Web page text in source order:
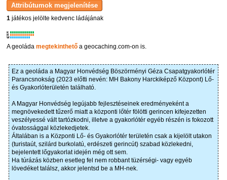
1 játékos jelölte kedvenc ládájának
K
R
W
A geoládamegtekinthető a geocaching.com-on is.
Ez a geoláda a Magyar Honvédség Böszörményi Géza Csapatgyakorlótér
Parancsnokság (2023 előtti nevén: MH Bakony Harckiképző Központ) Lő-
és Gyakorlóterületén található.
A Magyar Honvédség legújabb fejlesztéseinek eredményeként a
megnövekedett tűzerő miatt a központi lőtér fölötti gerincen kifejezetten
veszélyessé vált tartózkodni, illetve a gyakorlótér egyéb részén is fokozott
óvatossággal közlekedjetek.
Általában is a Központi Lő- és Gyakorlótér területén csak a kijelölt utakon
(turistaút, szilárd burkolatú, erdészeti gerincút) szabad közlekedni,
bejelentett lőgyakorlat idején még ott sem.
Ha túrázás közben esetleg fel nem robbant tüzérségi- vagy egyéb
lövedéket találsz, akkor jelentsd be a MH-nek.